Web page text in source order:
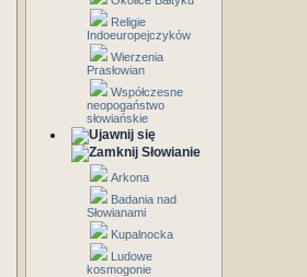
Religie
Indoeuropejczyków
Wierzenia
Prasłowian
Współczesne
neopogaństwo
słowiańskie
Słowianie
Arkona
Badania nad
Słowianami
Kupalnocka
Ludowe
kosmogonie